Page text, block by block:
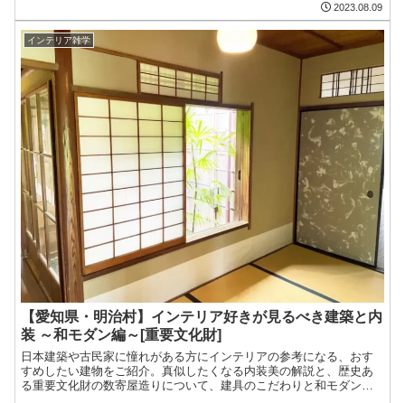
2023.08.09
インテリア雑学
【愛知県・明治村】インテリア好きが見るべき建築と内
装 ～和モダン編～[重要文化財]
日本建築や古民家に憧れがある方にインテリアの参考になる、おす
すめしたい建物をご紹介。真似したくなる内装美の解説と、歴史あ
る重要文化財の数寄屋造りについて、建具のこだわりと和モダン、